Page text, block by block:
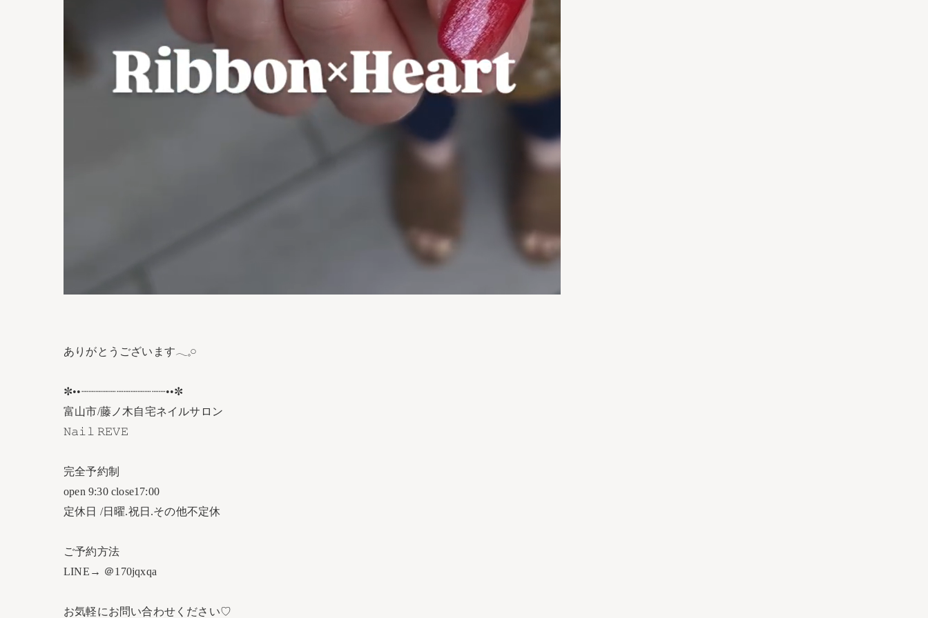
ありがとうございます𓂃𓈒𓏸︎︎︎︎
✼••┈┈┈┈┈┈┈┈┈┈┈┈••✼
富山市/藤ノ木自宅ネイルサロン
𝙽𝚊𝚒𝚕 𝚁𝙴𝚅𝙴
完全予約制
open 9:30 close17:00
定休日 /日曜.祝日.その他不定休
ご予約方法
LINE→ ＠170jqxqa
お気軽にお問い合わせください♡